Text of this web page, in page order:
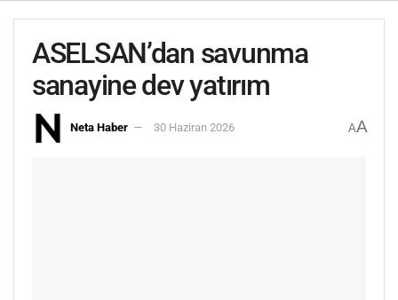
ASELSAN’dan savunma
sanayine dev yatırım
Neta Haber 30 Haziran 2026 AA